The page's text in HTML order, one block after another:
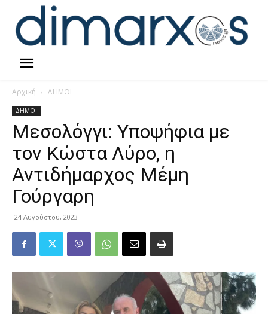
Αρχική ΔΗΜΟΙ
ΔΗΜΟΙ
Μεσολόγγι: Υποψήφια με
τον Κώστα Λύρο, η
Αντιδήμαρχος Μέμη
Γούργαρη
24 Αυγούστου, 2023